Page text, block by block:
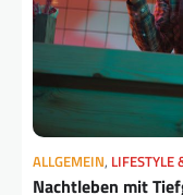
ALLGEMEIN, LIFESTYLE
Nachtleben mit